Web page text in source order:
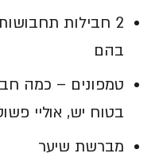
2 חבילות
בהם
טמפונים – כמה
בטוח יש, אוליי
מברשת שיער